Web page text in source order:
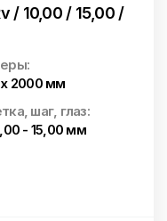
/ 10,00 / 15,00 /
2000 мм
шаг, глаз:
- 15,00 мм